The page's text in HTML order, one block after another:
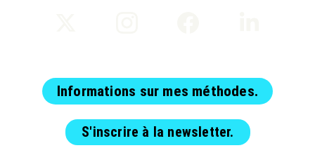
Informations sur mes méthodes.
S'inscrire à la newsletter.